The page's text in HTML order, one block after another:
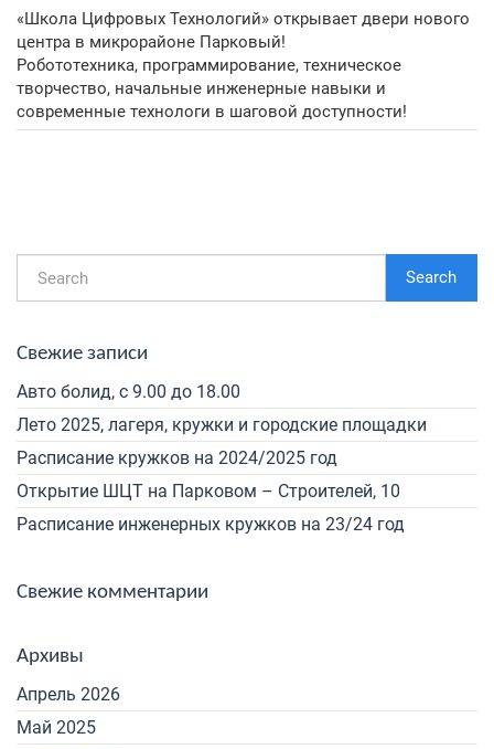
«Школа Цифровых Технологий» открывает двери нового
центра в микрорайоне Парковый!
Робототехника, программирование, техническое
творчество, начальные инженерные навыки и
современные технологи в шаговой доступности!
Search
Свежие записи
Авто болид, с 9.00 до 18.00
Лето 2025, лагеря, кружки и городские площадки
Расписание кружков на 2024/2025 год
Открытие ШЦТ на Парковом – Строителей, 10
Расписание инженерных кружков на 23/24 год
Свежие комментарии
Архивы
Апрель 2026
Май 2025